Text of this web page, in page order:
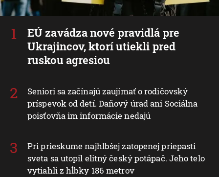
EÚ zavádza nové pravidlá pre
Ukrajincov, ktorí utiekli pred
ruskou agresiou
Seniori sa začínajú zaujímať o rodičovský
príspevok od detí. Daňový úrad ani Sociálna
poisťovňa im informácie nedajú
Pri prieskume najhlbšej zatopenej priepasti
sveta sa utopil elitný český potápač. Jeho telo
vytiahli z hĺbky 186 metrov